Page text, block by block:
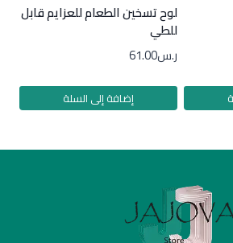
لوح تسخين الطعام للعزايم قابل
للطي
ر.س61.00
إضافة إلى السلة